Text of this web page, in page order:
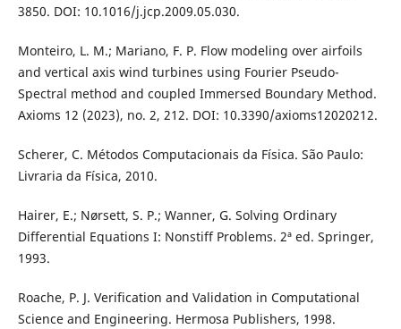
3850. DOI: 10.1016/j.jcp.2009.05.030.
Monteiro, L. M.; Mariano, F. P. Flow modeling over airfoils
and vertical axis wind turbines using Fourier Pseudo-
Spectral method and coupled Immersed Boundary Method.
Axioms 12 (2023), no. 2, 212. DOI: 10.3390/axioms12020212.
Scherer, C. Métodos Computacionais da Física. São Paulo:
Livraria da Física, 2010.
Hairer, E.; Nørsett, S. P.; Wanner, G. Solving Ordinary
Differential Equations I: Nonstiff Problems. 2ª ed. Springer,
1993.
Roache, P. J. Verification and Validation in Computational
Science and Engineering. Hermosa Publishers, 1998.